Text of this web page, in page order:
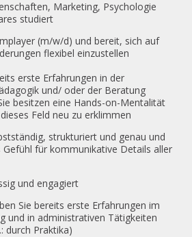
Marketing, Psychologie
studiert
(m/w/d) und bereit, sich auf
flexibel einzustellen
erste Erfahrungen in der
und/ oder der Beratung
besitzen eine Hands-on-Mentalität
Feld neu zu erklimmen
strukturiert und genau und
Gefühl für kommunikative Details aller
und engagiert
Sie bereits erste Erfahrungen im
und in administrativen Tätigkeiten
durch Praktika)